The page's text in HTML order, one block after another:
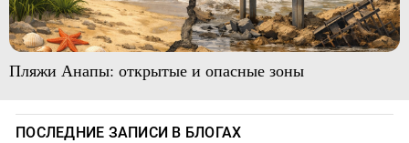
Пляжи Анапы: открытые и опасные зоны
ПОСЛЕДНИЕ ЗАПИСИ В БЛОГАХ